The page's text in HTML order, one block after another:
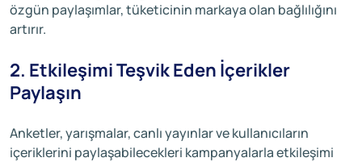
özgün paylaşımlar, tüketicinin markaya olan bağlılığını
artırır.
2. Etkileşimi Teşvik Eden İçerikler
Paylaşın
Anketler, yarışmalar, canlı yayınlar ve kullanıcıların
içeriklerini paylaşabilecekleri kampanyalarla etkileşimi